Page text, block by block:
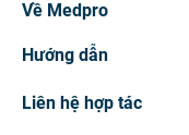
Về Medpro
Hướng dẫn
Liên hệ hợp tác